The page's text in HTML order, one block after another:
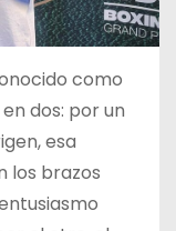
como
dos: por un
esa
los brazos